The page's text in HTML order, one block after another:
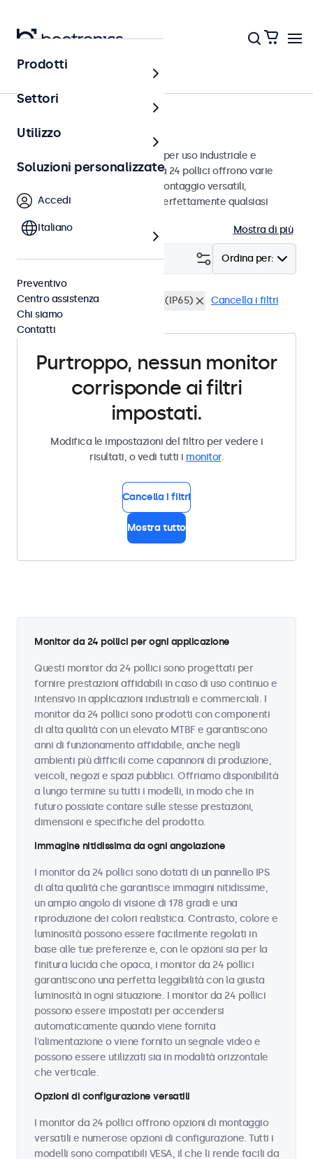
Monitor
Monitor da 24 pollici
Monitor da 24 pollici progettati per uso industriale e
commerciale. Questi monitor da 24 pollici offrono varie
connessioni video e opzioni di montaggio versatili,
consentendo loro di integrarsi perfettamente qualsiasi
Mostra di più
Ordina per:
Filtro (0)
Monitor 24 pollici Antipolvere (IP65) Cancella i filtri
Purtroppo, nessun monitor
corrisponde ai filtri
impostati.
Modifica le impostazioni del filtro per vedere i
risultati, o vedi tutti i monitor.
Cancella i filtri
Mostra tutto
Monitor da 24 pollici per ogni applicazione
Questi monitor da 24 pollici sono progettati per
fornire prestazioni affidabili in caso di uso continuo e
intensivo in applicazioni industriali e commerciali. I
monitor da 24 pollici sono prodotti con componenti
di alta qualità con un elevato MTBF e garantiscono
anni di funzionamento affidabile, anche negli
ambienti più difficili come capannoni di produzione,
veicoli, negozi e spazi pubblici. Offriamo disponibilità
a lungo termine su tutti i modelli, in modo che in
futuro possiate contare sulle stesse prestazioni,
dimensioni e specifiche del prodotto.
Immagine nitidissima da ogni angolazione
I monitor da 24 pollici sono dotati di un pannello IPS
di alta qualità che garantisce immagini nitidissime,
un ampio angolo di visione di 178 gradi e una
riproduzione dei colori realistica. Contrasto, colore e
luminosità possono essere facilmente regolati in
base alle tue preferenze e, con le opzioni sia per la
finitura lucida che opaca, i monitor da 24 pollici
garantiscono una perfetta leggibilità con la giusta
luminosità in ogni situazione. I monitor da 24 pollici
possono essere impostati per accendersi
automaticamente quando viene fornita
l'alimentazione o viene fornito un segnale video e
possono essere utilizzati sia in modalità orizzontale
che verticale.
Opzioni di configurazione versatili
I monitor da 24 pollici offrono opzioni di montaggio
versatili e numerose opzioni di configurazione. Tutti i
modelli sono compatibili VESA, il che li rende facili da
Prodotti
Settori
Utilizzo
Soluzioni personalizzate
Accedi
Italiano
Preventivo
Centro assistenza
Chi siamo
Contatti